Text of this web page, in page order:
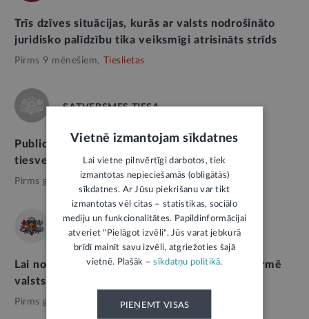
Trīs dzīves situācijas, kurās ar valsts nodrošināto
juridisko palīdzību tika veiksmīgi atrisināts strīds
Pirms 9 mēnešiem, Tieslietas
SATVERSMES TIESA
Publicēts pārskats par Satversmes tiesas
tiesvedības aktualitātēm jūlijā
Pirms gada, Tieslietas
SAEIMA
Lai nodrošinātu samērīgāku pieeju tiesai, reformē
valsts nodevas civillietās
Pirms gada,
Vietnē izmantojam sīkdatnes
Lai vietne pilnvērtīgi darbotos, tiek
izmantotas nepieciešamās (obligātās)
sīkdatnes. Ar Jūsu piekrišanu var tikt
izmantotas vēl citas – statistikas, sociālo
mediju un funkcionalitātes. Papildinformācijai
atveriet "Pielāgot izvēli". Jūs varat jebkurā
brīdī mainīt savu izvēli, atgriežoties šajā
vietnē. Plašāk –sīkdatņu politikā.
PIEŅEMT VISAS